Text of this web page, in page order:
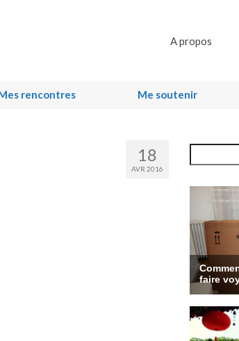
A propos
rencontres Me soutenir
18
AVR 2016